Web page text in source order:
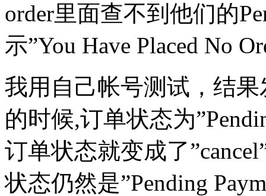
order里面查不到他们的
示”You Have Placed No
我用自己帐号测试，结
的时候,订单状态为
订单状态就变成了
状态仍然是”Pending